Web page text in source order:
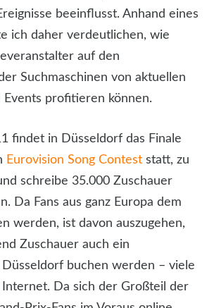
beeinflusst. Anhand eines
ich daher verdeutlichen, wie
auf den
Suchmaschinen von aktuellen
Events profitieren können.
findet in Düsseldorf das Finale
Eurovision Song Contest statt, zu
schreibe 35.000 Zuschauer
Da Fans aus ganz Europa dem
werden, ist davon auszugehen,
Zuschauer auch ein
buchen werden – viele
Da sich der Großteil der